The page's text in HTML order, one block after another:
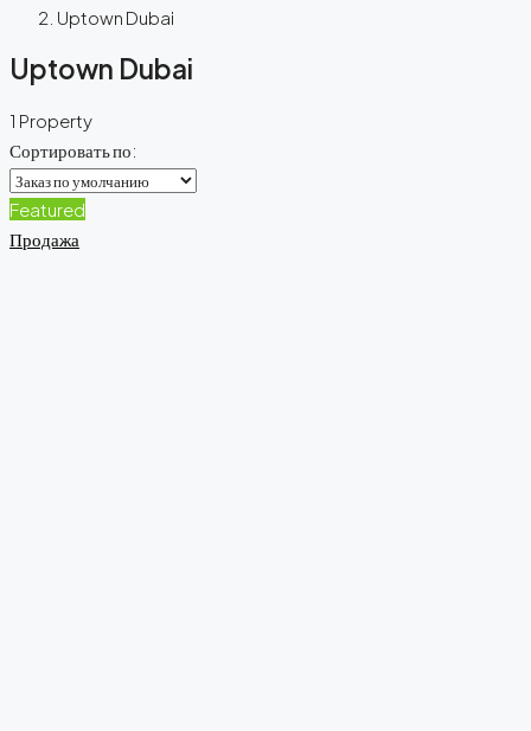
Uptown Dubai
Uptown Dubai
1 Property
Сортировать по:
Featured
Продажа